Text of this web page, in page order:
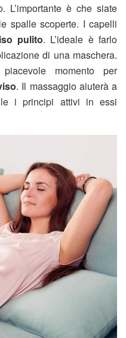
L’importante è che siate
spalle scoperte. I capelli
pulito. L’ideale è farlo
di una maschera.
momento per
. Il massaggio aiuterà a
i principi attivi in essi